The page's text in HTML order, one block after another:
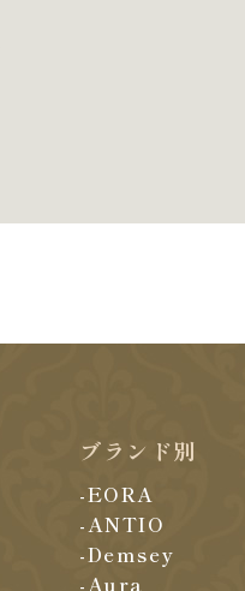
ブランド別
-EORA
-ANTIO
-Demsey
-Aura